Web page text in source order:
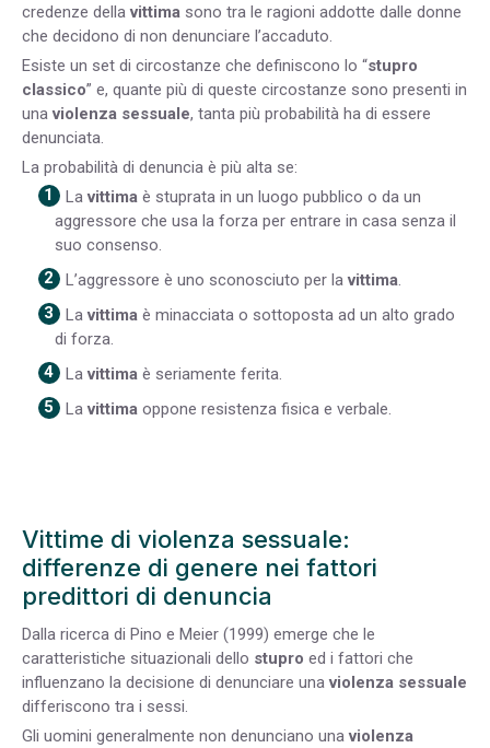
credenze dellavittima sono tra le ragioni addotte dalle donne
che decidono di non denunciare l’accaduto.
Esiste un set di circostanze che definiscono lo “stupro
classico” e, quante più di queste circostanze sono presenti in
unaviolenza sessuale, tanta più probabilità ha di essere
denunciata.
La probabilità di denuncia è più alta se:
Lavittimaè stuprata in un luogo pubblico o da un
aggressore che usa la forza per entrare in casa senza il
suo consenso.
L’aggressore è uno sconosciuto per lavittima.
Lavittimaè minacciata o sottoposta ad un alto grado
di forza.
Lavittimaè seriamente ferita.
Lavittimaoppone resistenza fisica e verbale.
Vittime di violenza sessuale:
differenze di genere nei fattori
predittori di denuncia
Dalla ricerca di Pino e Meier (1999) emerge che le
caratteristiche situazionali dello stupro ed i fattori che
influenzano la decisione di denunciare unaviolenza sessuale
differiscono tra i sessi.
Gli uomini generalmente non denunciano unaviolenza